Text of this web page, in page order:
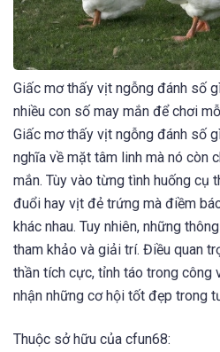
Giấc mơ thấy vịt ngỗng đánh số
nhiều con số may mắn để chơi
Giấc mơ thấy vịt ngỗng đánh số
nghĩa về mặt tâm linh mà nó còn
mắn. Tùy vào từng tình huống cụ
đuổi hay vịt đẻ trứng mà điềm
khác nhau. Tuy nhiên, những
tham khảo và giải trí. Điều quan
thần tích cực, tỉnh táo trong công
nhận những cơ hội tốt đẹp trong
Thuộc sở hữu của cfun68: